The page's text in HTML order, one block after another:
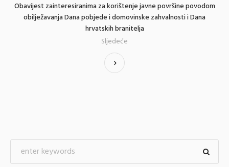
Obavijest zainteresiranima za korištenje javne površine povodom
obilježavanja Dana pobjede i domovinske zahvalnosti i Dana
hrvatskih branitelja
Sljedeće